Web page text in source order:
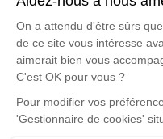
d'expression dédié à
JOLY.
Un service de
disponible ici.